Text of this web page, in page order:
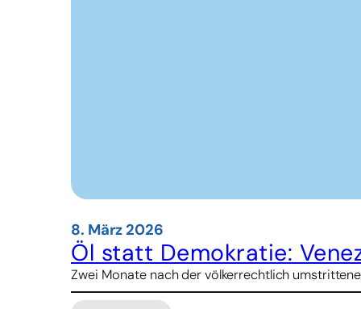
8. März 2026
Öl statt Demokratie:
Zwei Monate nach der völkerrechtlich